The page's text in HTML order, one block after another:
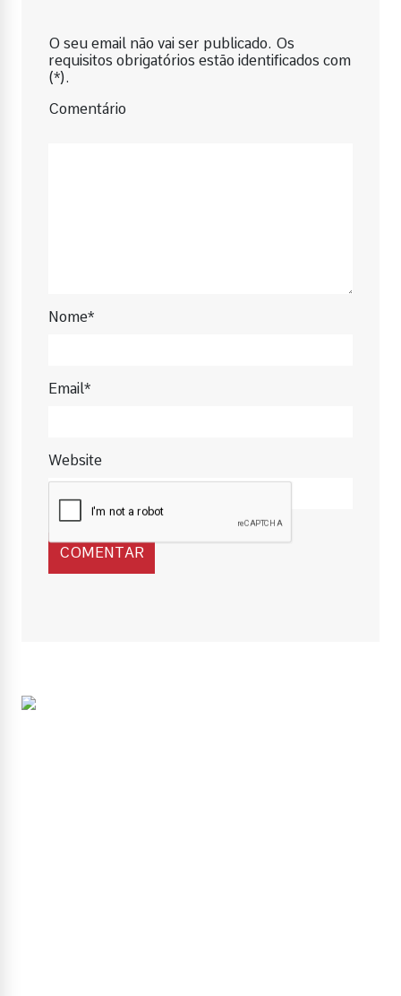
O seu email não vai ser publicado. Os
requisitos obrigatórios estão identificados com
(*).
Comentário
Nome*
Email*
Website